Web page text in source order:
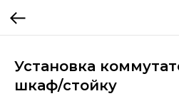
Установка
шкаф/стойку